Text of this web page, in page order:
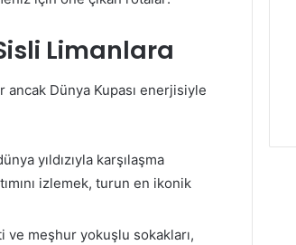
Limanlara
Dünya Kupası enerjisiyle
yıldızıyla karşılaşma
izlemek, turun en ikonik
ve meşhur yokuşlu sokakları,